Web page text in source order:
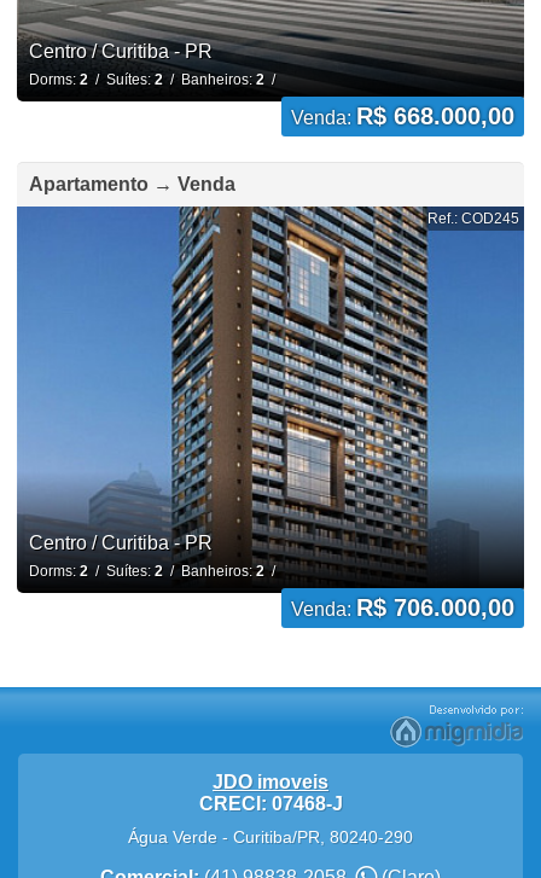
Centro / Curitiba - PR
Dorms: 2/ Suítes: 2/ Banheiros:2/
Venda: R$ 668.000,00
Apartamento → Venda
Ref.: COD245
Centro / Curitiba - PR
Dorms: 2/ Suítes: 2/ Banheiros:2/
Venda: R$ 706.000,00
JDO imoveis
CRECI: 07468-J
Água Verde - Curitiba/PR 80240-290